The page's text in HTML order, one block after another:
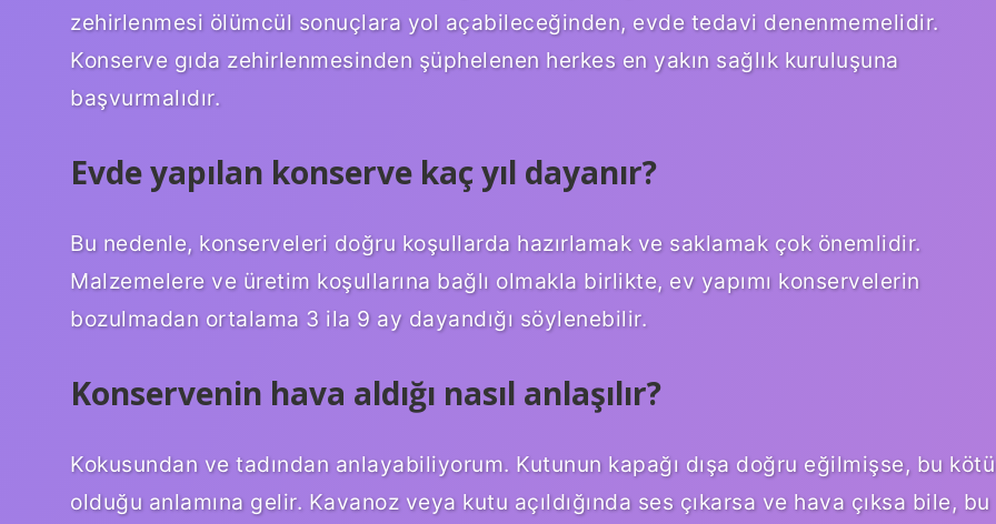
zehirlenmesi ölümcül sonuçlara yol açabileceğinden, evde tedavi denenmemelidir.
Konserve gıda zehirlenmesinden şüphelenen herkes en yakın sağlık kuruluşuna
başvurmalıdır.
Evde yapılan konserve kaç yıl dayanır?
Bu nedenle, konserveleri doğru koşullarda hazırlamak ve saklamak çok önemlidir.
Malzemelere ve üretim koşullarına bağlı olmakla birlikte, ev yapımı konservelerin
bozulmadan ortalama 3 ila 9 ay dayandığı söylenebilir.
Konservenin hava aldığı nasıl anlaşılır?
Kokusundan ve tadından anlayabiliyorum. Kutunun kapağı dışa doğru eğilmişse, bu kötü
olduğu anlamına gelir. Kavanoz veya kutu açıldığında ses çıkarsa ve hava çıksa bile, bu